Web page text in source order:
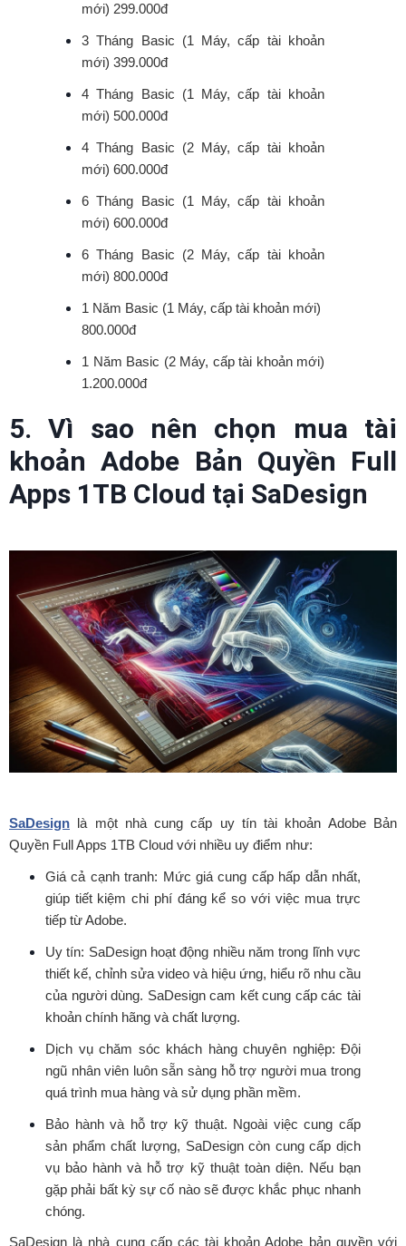
mới) 299.000đ
3 Tháng Basic (1 Máy, cấp tài khoản
mới) 399.000đ
4 Tháng Basic (1 Máy, cấp tài khoản
mới) 500.000đ
4 Tháng Basic (2 Máy, cấp tài khoản
mới) 600.000đ
6 Tháng Basic (1 Máy, cấp tài khoản
mới) 600.000đ
6 Tháng Basic (2 Máy, cấp tài khoản
mới) 800.000đ
1 Năm Basic (1 Máy, cấp tài khoản mới)
800.000đ
1 Năm Basic (2 Máy, cấp tài khoản mới)
1.200.000đ
5. Vì sao nên chọn mua tài
khoản Adobe Bản Quyền Full
Apps 1TB Cloud tại SaDesign
SaDesign là một nhà cung cấp uy tín tài khoản Adobe Bản
Quyền Full Apps 1TB Cloud với nhiều uy điểm như:
Giá cả cạnh tranh: Mức giá cung cấp hấp dẫn nhất,
giúp tiết kiệm chi phí đáng kể so với việc mua trực
tiếp từ Adobe.
Uy tín: SaDesign hoạt động nhiều năm trong lĩnh vực
thiết kế, chỉnh sửa video và hiệu ứng, hiểu rõ nhu cầu
của người dùng. SaDesign cam kết cung cấp các tài
khoản chính hãng và chất lượng.
Dịch vụ chăm sóc khách hàng chuyên nghiệp: Đội
ngũ nhân viên luôn sẵn sàng hỗ trợ người mua trong
quá trình mua hàng và sử dụng phần mềm.
Bảo hành và hỗ trợ kỹ thuật. Ngoài việc cung cấp
sản phẩm chất lượng, SaDesign còn cung cấp dịch
vụ bảo hành và hỗ trợ kỹ thuật toàn diện. Nếu bạn
gặp phải bất kỳ sự cố nào sẽ được khắc phục nhanh
chóng.
SaDesign là nhà cung cấp các tài khoản Adobe bản quyền với